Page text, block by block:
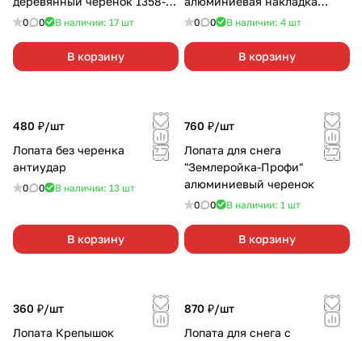
FINLAND
0 0 В наличии: 17 шт
В корзину
стальной черенок soft touch
0 0 В наличии: 4 шт
В корзину
480 ₽/шт
Лопата без черенка
антиудар
0 0 В наличии: 13 шт
В корзину
760 ₽/шт
Лопата для снега
"Землеройка-Профи"
алюминиевый черенок
0 0 В наличии: 1 шт
В корзину
360 ₽/шт
Лопата Крепышок
870 ₽/шт
Лопата для снега с